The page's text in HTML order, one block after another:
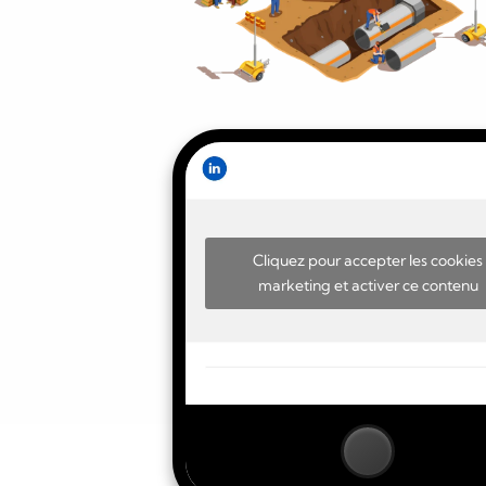
Cliquez pour accepter les cookies
marketing et activer ce contenu